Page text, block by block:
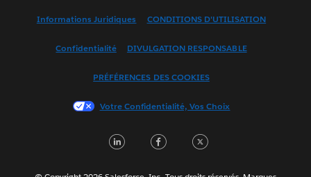
Français (Canada)
한국어
Português
Informations Juridiques CONDITIONS D'UTILISATION
Confidentialité DIVULGATION RESPONSABLE
PRÉFÉRENCES DES COOKIES
Votre Confidentialité, Vos Choix
LinkedInFacebook